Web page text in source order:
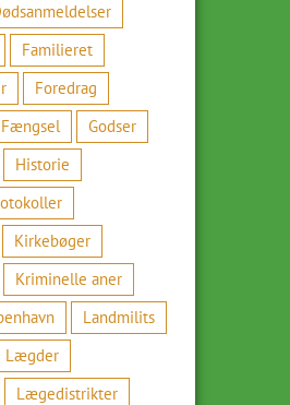
Familieret
Foredrag
Fængsel
Godser
Historie
Kirkebøger
Kriminelle aner
Landmilits
Lægder
Lægedistrikter